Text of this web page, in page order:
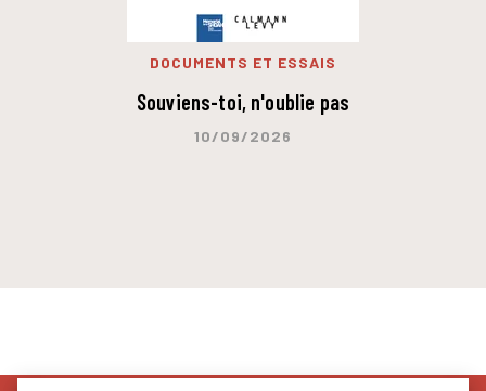
DOCUMENTS ET ESSAIS
Souviens-toi, n'oublie pas
10/09/2026